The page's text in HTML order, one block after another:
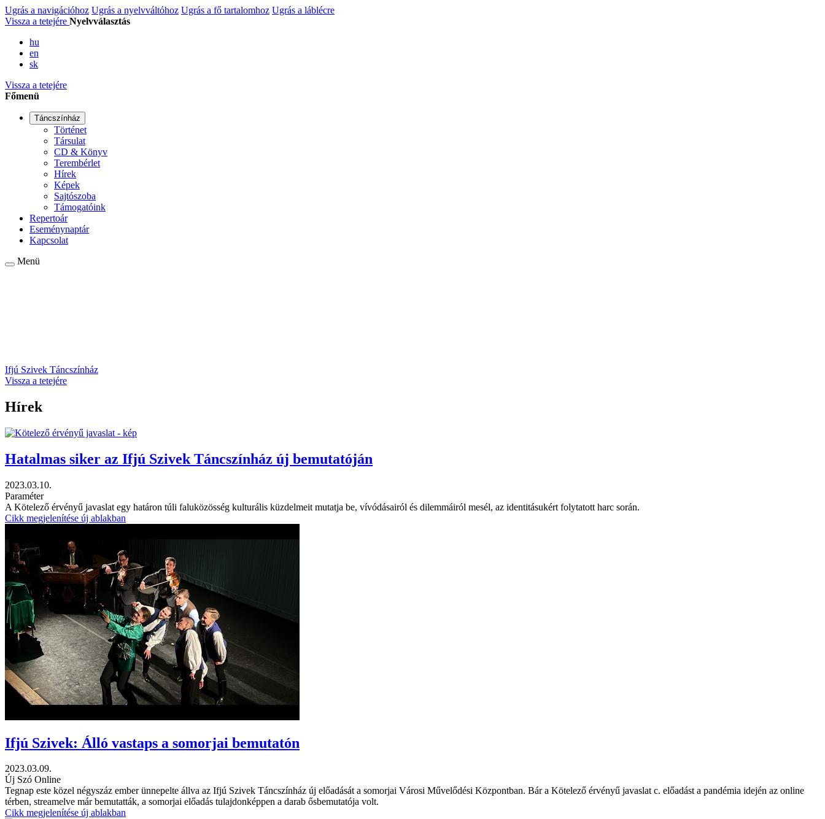
Ugrás a navigációhoz Ugrás a nyelvváltóhoz Ugrás a fő tartalomhoz Ugrás a láblécre
Vissza a tetejére Nyelvválasztás
hu
en
sk
Vissza a tetejére
Főmenü
Táncszínház
Történet
Társulat
CD & Könyv
Terembérlet
Hírek
Képek
Sajtószoba
Támogatóink
Repertoár
Eseménynaptár
Kapcsolat
Menü
Ifjú Szivek Táncszínház
Vissza a tetejére
Hírek
Hatalmas siker az Ifjú Szivek Táncszínház új bemutatóján
2023.03.10.
Paraméter
A Kötelező érvényű javaslat egy határon túli faluközösség kulturális küzdelmeit mutatja be, vívódásairól és dilemmáiról mesél, az identitásukért folytatott harc során.
Cikk megjelenítése új ablakban
Ifjú Szivek: Álló vastaps a somorjai bemutatón
2023.03.09.
Új Szó Online
Tegnap este közel négyszáz ember ünnepelte állva az Ifjú Szivek Táncszínház új előadását a somorjai Városi Művelődési Központban. Bár a Kötelező érvényű javaslat c. előadást a pandémia idején az online
térben, streamelve már bemutatták, a somorjai előadás tulajdonképpen a darab ősbemutatója volt.
Cikk megjelenítése új ablakban